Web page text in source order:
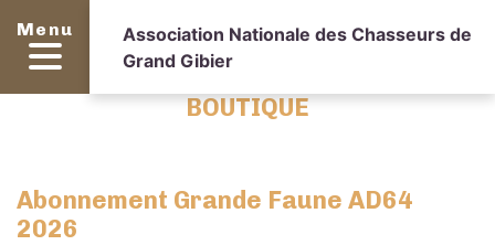
Menu
Association Nationale des Chasseurs de
Grand Gibier
BOUTIQUE
Abonnement Grande Faune AD64
2026